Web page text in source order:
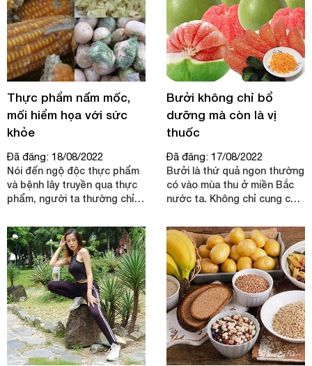
Thực phẩm nấm mốc,
mối hiểm họa với sức
khỏe
Đã đăng: 18/08/2022
Nói đến ngộ độc thực phẩm
và bệnh lây truyền qua thực
phẩm, người ta thường chỉ
trong thực phẩm và vai trò
của các vi khuẩn gây bệnh, ít
đề cập đến các nấm mốc và
độc tố của chúng. Sự thực
các bệnh do độc tố nấm gây
ra không nhỏ. Hiện nay khoa
học đã chứng minh nếu
chúng ta ăn phải những thức
ăn nhiễm nấm mốc cũng có
thể mắc bệnh nguy hiểm.
Bưởi không chỉ bổ
dưỡng mà còn là vị
thuốc
Đã đăng: 17/08/2022
Bưởi là thứ quả ngon thường
có vào mùa thu ở miền Bắc
nước ta. Không chỉ cung cấp
một vị thuốc quý.